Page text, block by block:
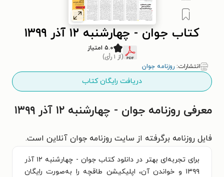
کتاب جوان - چهارشنبه ۱۲ آذر ۱۳۹۹
۵.۰ امتیاز
(از ۱ رأی)
انتشارات: روزنامه جوان
دریافت رایگان کتاب
معرفی روزنامه جوان - چهارشنبه ۱۲ آذر ۱۳۹۹
فایل روزنامه برگرفته از سایت روزنامه جوان آنلاین است.
برای تجربه‌ای بهتر در دانلود کتاب جوان - چهارشنبه ۱۲ آذر
۱۳۹۹ و خواندن آن، اپلیکیشن طاقچه را به‌صورت رایگان